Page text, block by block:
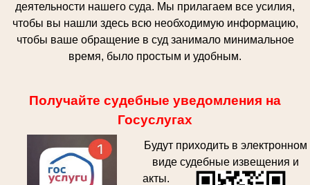
деятельности нашего суда. Мы прилагаем все усилия,
чтобы вы нашли здесь всю необходимую информацию,
чтобы ваше обращение в суд занимало минимальное
время, было простым и удобным.
Получайте судебные уведомления на
Госуслугах
Будут приходить в электронном
виде судебные извещения и
акты.